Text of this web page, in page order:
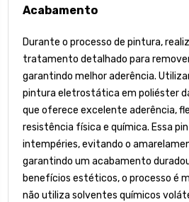
Acabamento
Durante o processo de pintura,
tratamento detalhado para
garantindo melhor aderência.
pintura eletrostática em poliéster
que oferece excelente aderência,
resistência física e química. Essa
intempéries, evitando o
garantindo um acabamento
benefícios estéticos, o processo é
não utiliza solventes químicos